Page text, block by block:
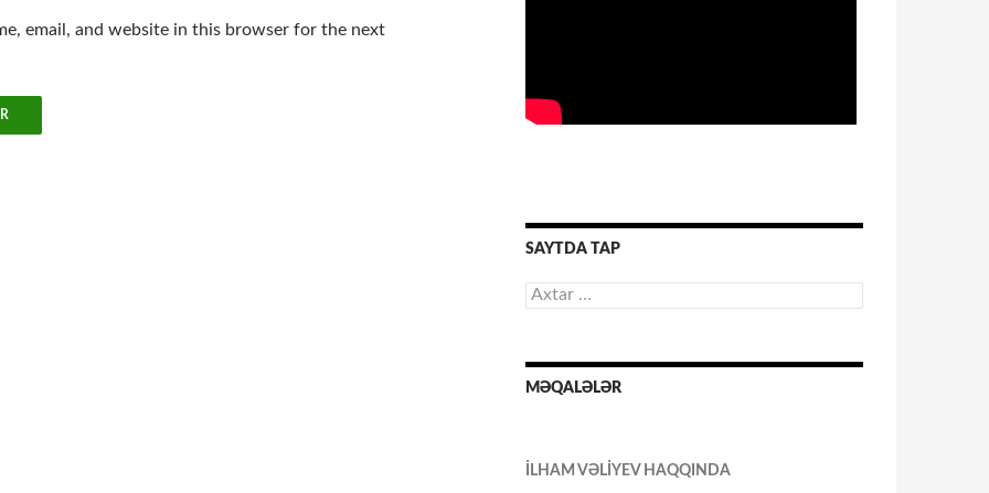
email, and website in this browser for the next
SAYTDA TAP
Axtarış:
MƏQALƏLƏR
İLHAM VƏLİYEV HAQQINDA